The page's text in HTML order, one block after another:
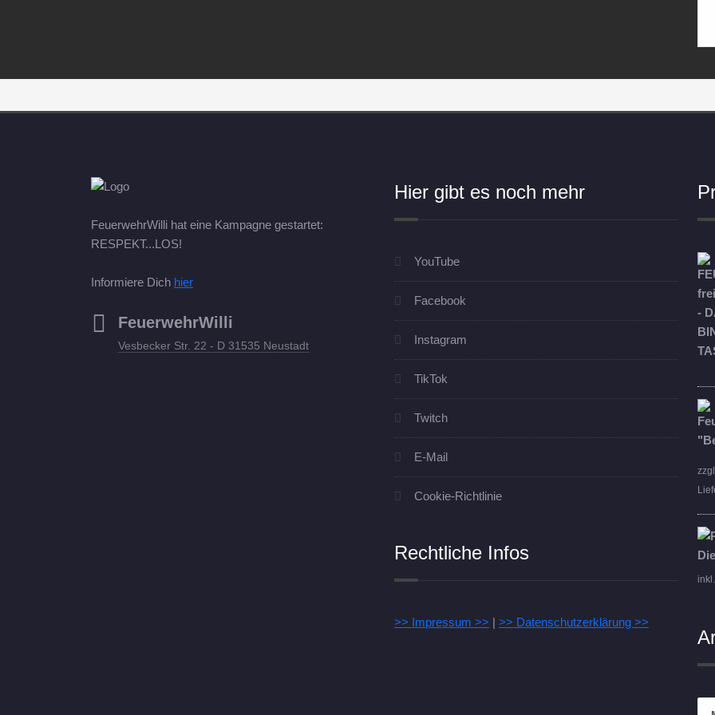
FeuerwehrWilli hat eine Kampagne gestartet:
RESPEKT...LOS!
Informiere Dich hier
FeuerwehrWilli
Vesbecker Str. 22 - D 31535 Neustadt
Hier gibt es noch mehr
YouTube
Facebook
Instagram
TikTok
Twitch
E-Mail
Cookie-Richtlinie
Rechtliche Infos
>> Impressum >> | >> Datenschutzerklärung >>